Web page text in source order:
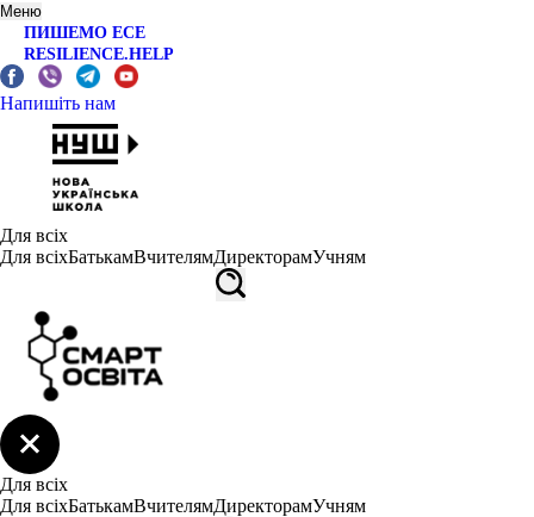
Меню
ПИШЕМО ЕСЕ
RESILIENCE.HELP
Напишіть нам
Для всіх
Для всіхБатькамВчителямДиректорамУчням
Для всіх
Для всіхБатькамВчителямДиректорамУчням